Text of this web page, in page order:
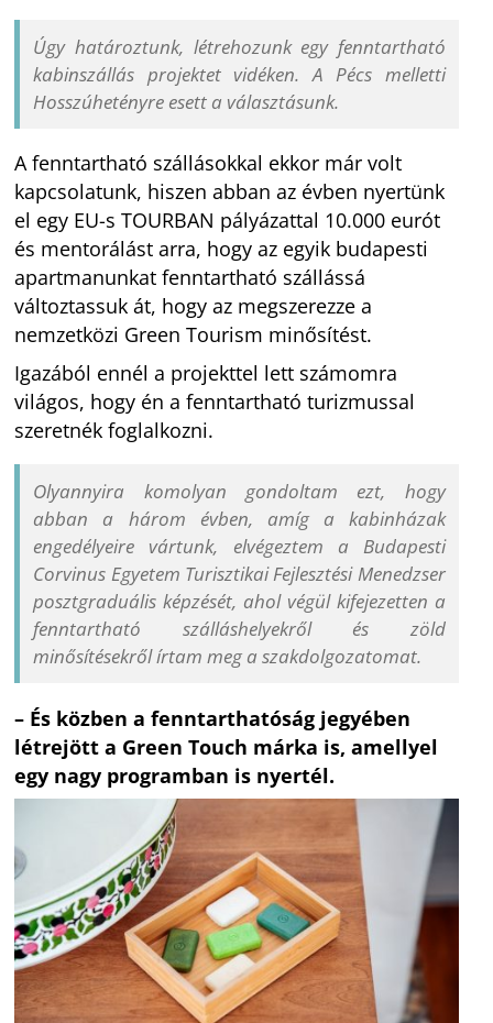
Úgy határoztunk, létrehozunk egy fenntartható
kabinszállás projektet vidéken. A Pécs melletti
Hosszúhetényre esett a választásunk.
A fenntartható szállásokkal ekkor már volt
kapcsolatunk, hiszen abban az évben nyertünk
el egy EU-s TOURBAN pályázattal 10.000 eurót
és mentorálást arra, hogy az egyik budapesti
apartmanunkat fenntartható szállássá
változtassuk át, hogy az megszerezze a
nemzetközi Green Tourism minősítést.
Igazából ennél a projekttel lett számomra
világos, hogy én a fenntartható turizmussal
szeretnék foglalkozni.
Olyannyira komolyan gondoltam ezt, hogy
abban a három évben, amíg a kabinházak
engedélyeire vártunk, elvégeztem a Budapesti
Corvinus Egyetem Turisztikai Fejlesztési Menedzser
posztgraduális képzését, ahol végül kifejezetten a
fenntartható szálláshelyekről és zöld
minősítésekről írtam meg a szakdolgozatomat.
– És közben a fenntarthatóság jegyében
létrejött a Green Touch márka is, amellyel
egy nagy programban is nyertél.